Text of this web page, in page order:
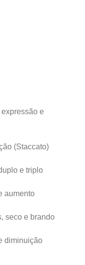
e
(Staccato)
e triplo
aumento
seco e brando
diminuição